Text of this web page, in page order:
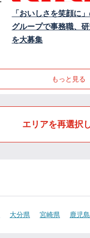
「おいしさを笑顔に
グループで事務職、
を大募集
もっと見る
エリアを再選択
大分県 宮崎県 鹿児